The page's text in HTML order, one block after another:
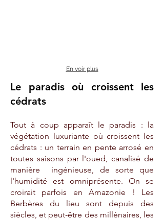
En voir plus
Le paradis où croissent les
cédrats
Tout à coup apparaît le paradis : la
végétation luxuriante où croissent les
cédrats : un terrain en pente arrosé en
toutes saisons par l'oued, canalisé de
manière ingénieuse, de sorte que
l'humidité est omniprésente. On se
croirait parfois en Amazonie ! Les
Berbères du lieu sont depuis des
siècles, et peut-être des millénaires, les